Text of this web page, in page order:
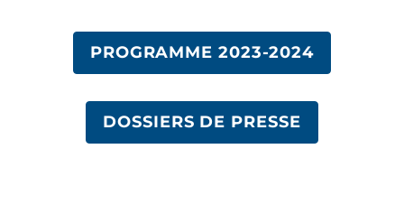
PROGRAMME 2023-2024
DOSSIERS DE PRESSE